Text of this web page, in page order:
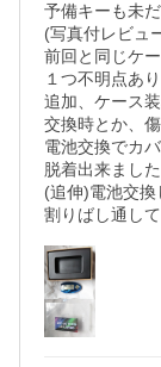
予備キーも未
(写真付レビュ
前回と同じケ
１つ不明点あり
追加、ケース
交換時とか、
電池交換でカ
脱着出来ました
(追伸)電池交
割りばし通し